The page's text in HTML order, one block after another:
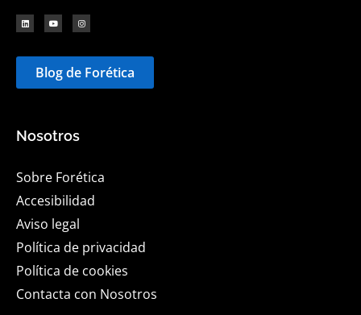
Blog de Forética
Nosotros
Sobre Forética
Accesibilidad
Aviso legal
Política de privacidad
Política de cookies
Contacta con Nosotros